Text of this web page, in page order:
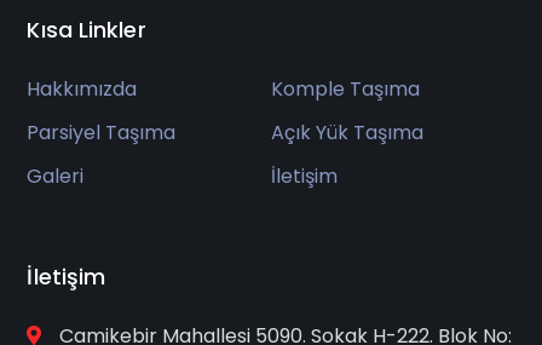
Kısa Linkler
Hakkımızda
Komple Taşıma
Parsiyel Taşıma
Açık Yük Taşıma
Galeri
İletişim
İletişim
Camikebir Mahallesi 5090. Sokak H-222. Blok No: